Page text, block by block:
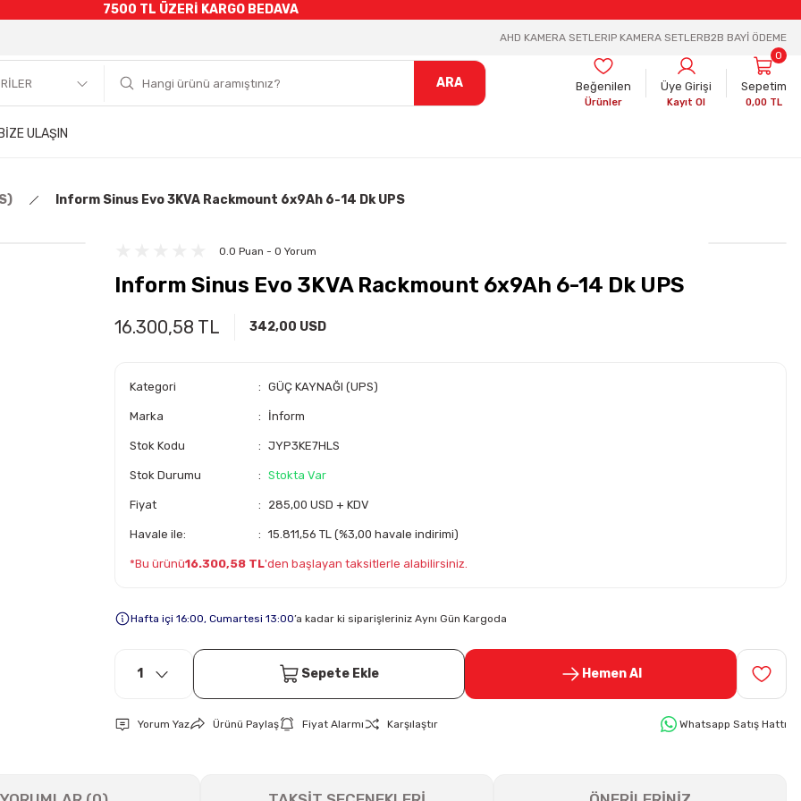
7500 TL ÜZERİ KARGO BEDAVA
AHD KAMERA SETLERIP KAMERA SETLERB2B BAYİ ÖDEME
ARA Beğenilen
Ürünler
Üye Girişi
Kayıt Ol
Sepetim
0,00 TL
0
BİZE ULAŞIN
Inform Sinus Evo 3KVA Rackmount 6x9Ah 6-14 Dk UPS
0.0 Puan - 0 Yorum
Inform Sinus Evo 3KVA Rackmount 6x9Ah 6-14 Dk UPS
16.300,58 TL 342,00 USD
Kategori GÜÇ KAYNAĞI (UPS)
Marka İnform
Stok Kodu JYP3KE7HLS
Stok Durumu Stokta Var
Fiyat 285,00 USD + KDV
Havale ile: 15.811,56 TL (%3,00 havale indirimi)
*Bu ürünü16.300,58 TL'den başlayan taksitlerle alabilirsiniz.
Hafta içi 16:00, Cumartesi 13:00’a kadar ki siparişleriniz Aynı Gün Kargoda
Sepete Ekle Hemen Al
Yorum Yaz Ürünü Paylaş Fiyat Alarmı Karşılaştır Whatsapp Satış Hattı